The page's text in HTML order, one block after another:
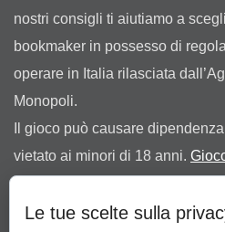
nostri consigli ti aiutiamo a
bookmaker in possesso di
operare in Italia rilasciata
Monopoli.
Il gioco può causare
vietato ai minori di 18 anni.
Le tue scelte sulla